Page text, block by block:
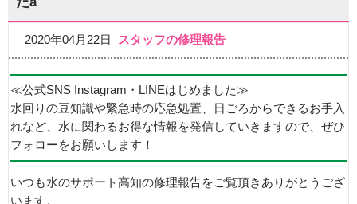
2020年04月22日 スタッフの修理報告
≪公式SNS Instagram・LINEはじめました≫
水回りの豆知識や緊急時の応急処置、日ごろからできるお手入
れなど、水に関わるお得な情報を発信していきますので、ぜひ
フォローをお願いします！
いつも水のサポート高知の修理報告をご覧頂きありがとうござ
います。